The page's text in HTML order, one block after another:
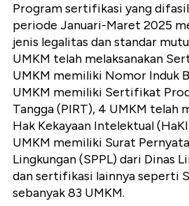
Program sertifikasi yang
periode Januari-Maret 2025
jenis legalitas dan standar
UMKM telah melaksanakan
UMKM memiliki Nomor Induk
UMKM memiliki Sertifikat
Tangga (PIRT), 4 UMKM
Hak Kekayaan Intelektual
UMKM memiliki Surat
Lingkungan (SPPL) dari Dinas
dan sertifikasi lainnya seperti
sebanyak 83 UMKM.